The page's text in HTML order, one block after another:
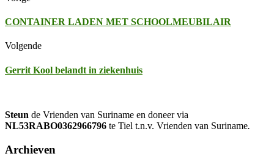
CONTAINER LADEN MET SCHOOLMEUBILAIR
Volgende
Gerrit Kool belandt in ziekenhuis
Steun de Vrienden van Suriname en doneer via
NL53RABO0362966796 te Tiel t.n.v. Vrienden van Suriname.
Archieven